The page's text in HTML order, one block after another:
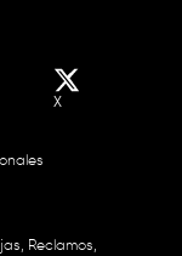
X
Reclamos,